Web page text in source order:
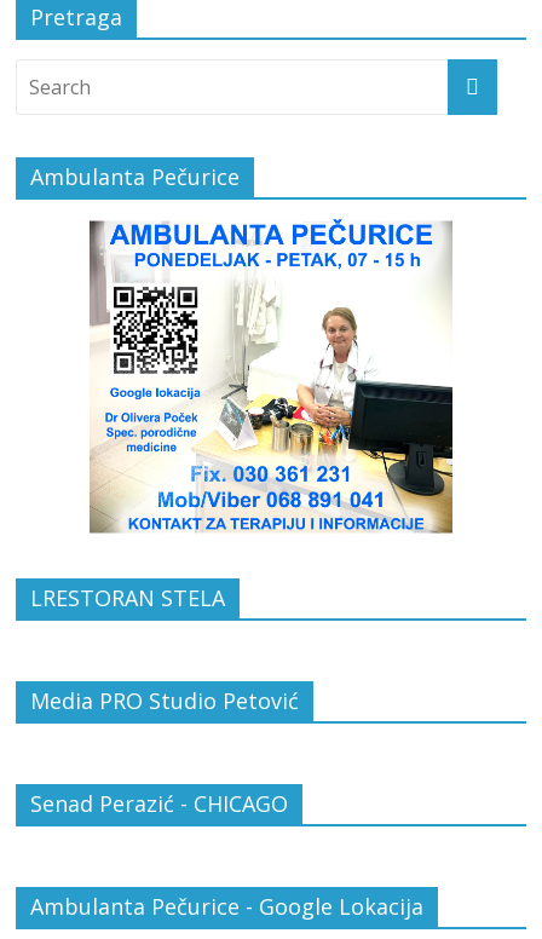
Pretraga
Ambulanta Pečurice
LRESTORAN STELA
Media PRO Studio Petović
Senad Perazić - CHICAGO
Ambulanta Pečurice - Google Lokacija